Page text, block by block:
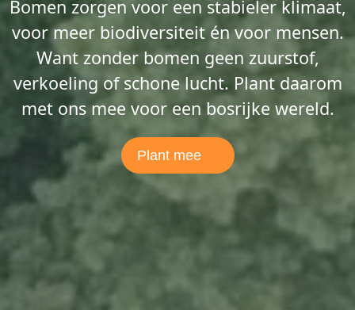
Bomen zorgen voor een stabieler klimaat,
voor meer biodiversiteit én voor mensen.
Want zonder bomen geen zuurstof,
verkoeling of schone lucht. Plant daarom
met ons mee voor een bosrijke wereld.
Plant mee